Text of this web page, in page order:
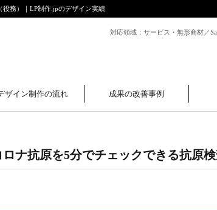
務）｜LP制作.jpのデザイン実績
対応領域：サービス・無形商材／
ザイン制作の流れ 成果の改善事例
ナ抗原を5分でチェックできる抗原